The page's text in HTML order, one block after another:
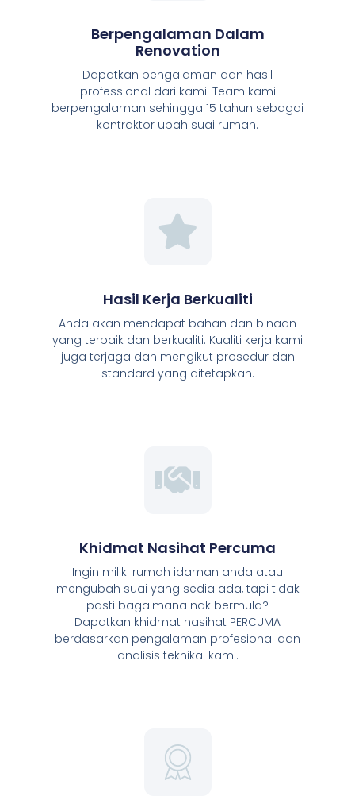
Berpengalaman Dalam
Renovation
Dapatkan pengalaman dan hasil
professional dari kami. Team kami
berpengalaman sehingga 15 tahun sebagai
kontraktor ubah suai rumah.
Hasil Kerja Berkualiti
Anda akan mendapat bahan dan binaan
yang terbaik dan berkualiti. Kualiti kerja kami
juga terjaga dan mengikut prosedur dan
standard yang ditetapkan.
Khidmat Nasihat Percuma
Ingin miliki rumah idaman anda atau
mengubah suai yang sedia ada, tapi tidak
pasti bagaimana nak bermula?
Dapatkan khidmat nasihat PERCUMA
berdasarkan pengalaman profesional dan
analisis teknikal kami.